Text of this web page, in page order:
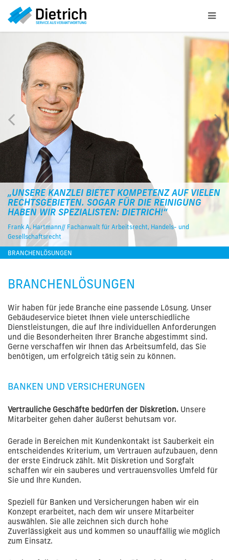
„UNSERE KANZLEI BIETET KOMPETENZ AUF VIELEN
RECHTSGEBIETEN. SOGAR FÜR DIE REINIGUNG
HABEN WIR SPEZIALISTEN: DIETRICH!“
Frank A. Hartmann// Fachanwalt für Arbeitsrecht, Handels- und
Gesellschaftsrecht
Zurück
BRANCHENLÖSUNGEN
BRANCHENLÖSUNGEN
Wir haben für jede Branche eine passende Lösung. Unser
Gebäudeservice bietet Ihnen viele unterschiedliche
Dienstleistungen, die auf Ihre individuellen Anforderungen
und die Besonderheiten Ihrer Branche abgestimmt sind.
Gerne verschaffen wir Ihnen das Arbeitsumfeld, das Sie
benötigen, um erfolgreich tätig sein zu können.
BANKEN UND VERSICHERUNGEN
Vertrauliche Geschäfte bedürfen der Diskretion. Unsere
Mitarbeiter gehen daher äußerst behutsam vor.
Gerade in Bereichen mit Kundenkontakt ist Sauberkeit ein
entscheidendes Kriterium, um Vertrauen aufzubauen, denn
der erste Eindruck zählt. Mit Diskretion und Sorgfalt
schaffen wir ein sauberes und vertrauensvolles Umfeld für
Sie und Ihre Kunden.
Speziell für Banken und Versicherungen haben wir ein
Konzept erarbeitet, nach dem wir unsere Mitarbeiter
auswählen. Sie alle zeichnen sich durch hohe
Zuverlässigkeit aus und kommen so unauffällig wie möglich
zum Einsatz.